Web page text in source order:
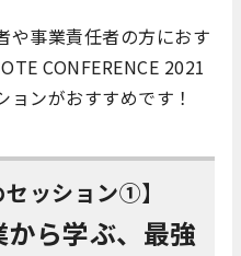
や事業責任者の方におす
CONFERENCE 2021
ンがおすすめです！
セッション①】
ら学ぶ、最強